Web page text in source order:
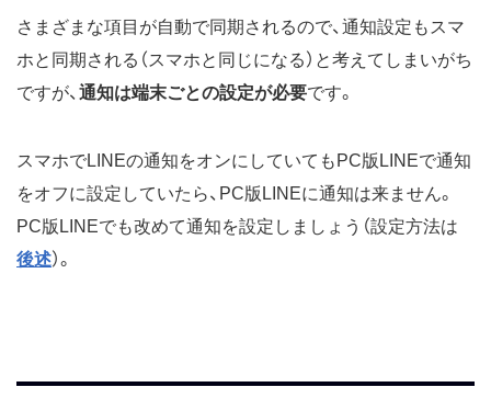
さまざまな項目が自動で同期されるので、通知設定もスマ
ホと同期される（スマホと同じになる）と考えてしまいがち
ですが、 通知は端末ごとの設定が必要です。
スマホでLINEの通知をオンにしていてもPC版LINEで通知
をオフに設定していたら、PC版LINEに通知は来ません。
PC版LINEでも改めて通知を設定しましょう（設定方法は
後述）。